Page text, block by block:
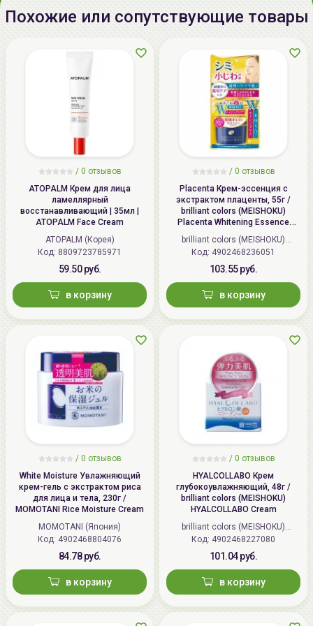
Hydroxypropyltrimonium
Crosspolymer, Glyceryl Caprylate,
Hydrolyzed Hyaluronic Acid,
Caprylic/Capric Triglyceride,
Hydrogenated Lecithin, Sucrose
Palmitate, Sodium Acetylated
Hyaluronate, Hyaluronic Acid,
Ceramide NP, Macadamia Ternifolia
Seed Oil, Olea Europaea (Olive)
Fruit Oil, Simmondsia Chinensis
(Jojoba) Seed Oil, Vitis Vinifera
(Grape) Seed Oil, Hydrolyzed
Sodium Hyaluronate, Potassium
Hyaluronate
Дата
производства:
не указывается
Срок годности:
Производитель:
[MISSHA] "ABLE C&C Co., Ltd.",
Республика Корея, Republic of
Korea, SK TwinTower A-3F, 345-9,
Gasan-dong, Geumcheon-gu, Seoul
Похожие или сопутствующие товары
/ 0 отзывов
ATOPALM Крем для лица
ламеллярный
восстанавливающий | 35мл |
ATOPALM Face Cream
ATOPALM (Корея)
Код: 8809723785971
59.50 руб.
в корзину
/ 0 отзывов
Placenta Крем-эссенция с
экстрактом плаценты, 55г /
brilliant colors (MEISHOKU)
Placenta Whitening Essence
Cream
brilliant colors (MEISHOKU)
(Япония)
Код: 4902468236051
103.55 руб.
в корзину
/ 0 отзывов
White Moisture Увлажняющий
крем-гель с экстрактом риса
для лица и тела, 230г /
MOMOTANI Rice Moisture Cream
MOMOTANI (Япония)
Код: 4902468804076
84.78 руб.
в корзину
/ 0 отзывов
HYALCOLLABO Крем
глубокоувлажняющий, 48г /
brilliant colors (MEISHOKU)
HYALCOLLABO Cream
brilliant colors (MEISHOKU)
(Япония)
Код: 4902468227080
101.04 руб.
в корзину